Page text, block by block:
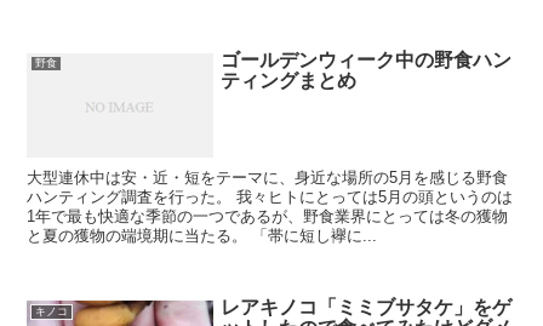
野食
ゴールデンウィーク中の野食ハン
ティングまとめ
大型連休中は安・近・短をテーマに、身近な場所の5月を感じる野食
ハンティング調査を行った。 我々ヒトにとっては5月の頭というのは
1年で最も快適な季節の一つであるが、野食業界にとっては冬の獲物
と夏の獲物の端境期に当たる。 「帯に短し襷に...
キノコ
レアキノコ「ミミブサタケ」をゲ